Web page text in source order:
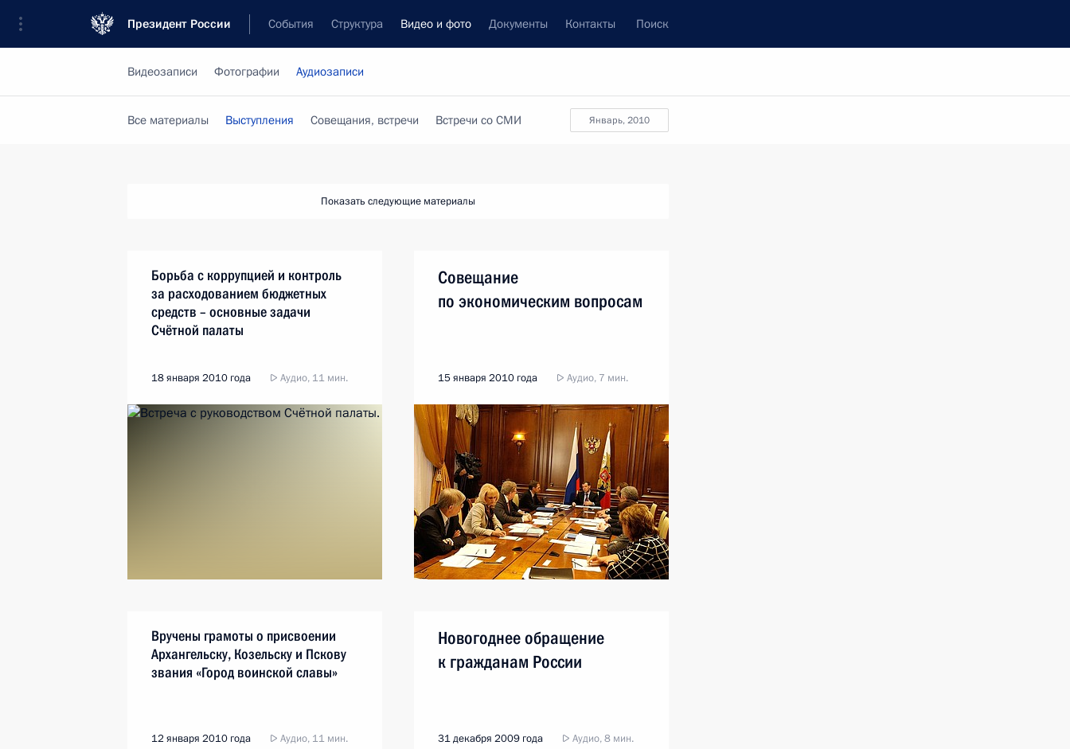
Президент России События Структура Видео и фото Документы Контакты Поиск
Видеозаписи Фотографии Аудиозаписи
январь, 2010
Все материалы Выступления Совещания, встречи Встречи со СМИ
Показать следующие материалы
Борьба с коррупцией и контроль
за расходованием бюджетных
средств – основные задачи
Счётной палаты
18 января 2010 года Аудио, 11 мин.
Совещание
по экономическим вопросам
15 января 2010 года Аудио, 7 мин.
Вручены грамоты о присвоении
Архангельску, Козельску и Пскову
звания «Город воинской славы»
12 января 2010 года Аудио, 11 мин.
Новогоднее обращение
к гражданам России
31 декабря 2009 года Аудио, 8 мин.